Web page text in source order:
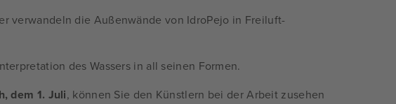
verwandeln die Außenwände von IdroPejo in Freiluft-
des Wassers in all seinen Formen.
dem 1. Juli, können Sie den Künstlern bei der Arbeit zusehen